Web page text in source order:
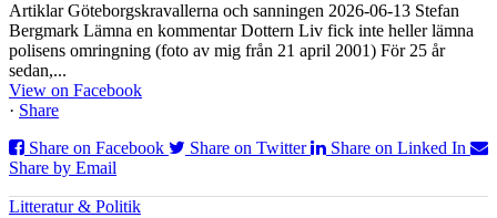
Artiklar Göteborgskravallerna och sanningen 2026-06-13 Stefan
Bergmark Lämna en kommentar Dottern Liv fick inte heller lämna
polisens omringning (foto av mig från 21 april 2001) För 25 år
sedan,...
View on Facebook
· Share
Share on Facebook
Share on Twitter
Share on Linked In
Share by Email
Litteratur & Politik